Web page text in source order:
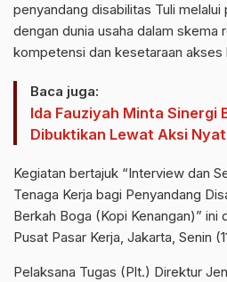
penyandang disabilitas Tuli melalui
dengan dunia usaha dalam skema
kompetensi dan kesetaraan akses
Baca juga:
Ida Fauziyah Minta Sinergi
Dibuktikan Lewat Aksi
Kegiatan bertajuk “Interview dan
Tenaga Kerja bagi Penyandang
Berkah Boga (Kopi Kenangan)” ini
Pusat Pasar Kerja, Jakarta, Senin
Pelaksana Tugas (Plt.) Direktur